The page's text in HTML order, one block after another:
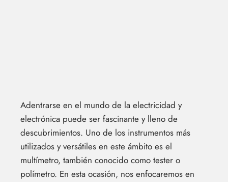
Adentrarse en el mundo de la electricidad y
electrónica puede ser fascinante y lleno de
descubrimientos. Uno de los instrumentos más
utilizados y versátiles en este ámbito es el
multímetro, también conocido como tester o
polímetro. En esta ocasión, nos enfocaremos en